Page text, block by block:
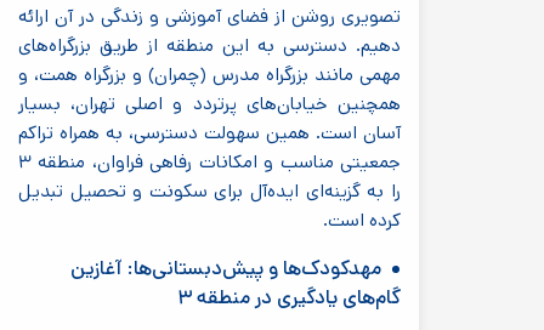
تصویری روشن از فضای آموزشی و زندگی در آن ارائه
دهیم. دسترسی به این منطقه از طریق بزرگراه‌های
مهمی مانند بزرگراه مدرس (چمران) و بزرگراه همت، و
همچنین خیابان‌های پرتردد و اصلی تهران، بسیار
آسان است. همین سهولت دسترسی، به همراه تراکم
جمعیتی مناسب و امکانات رفاهی فراوان، منطقه ۳
را به گزینه‌ای ایده‌آل برای سکونت و تحصیل تبدیل
کرده است.
مهدکودک‌ها و پیش‌دبستانی‌ها: آغازین
گام‌های یادگیری در منطقه ۳